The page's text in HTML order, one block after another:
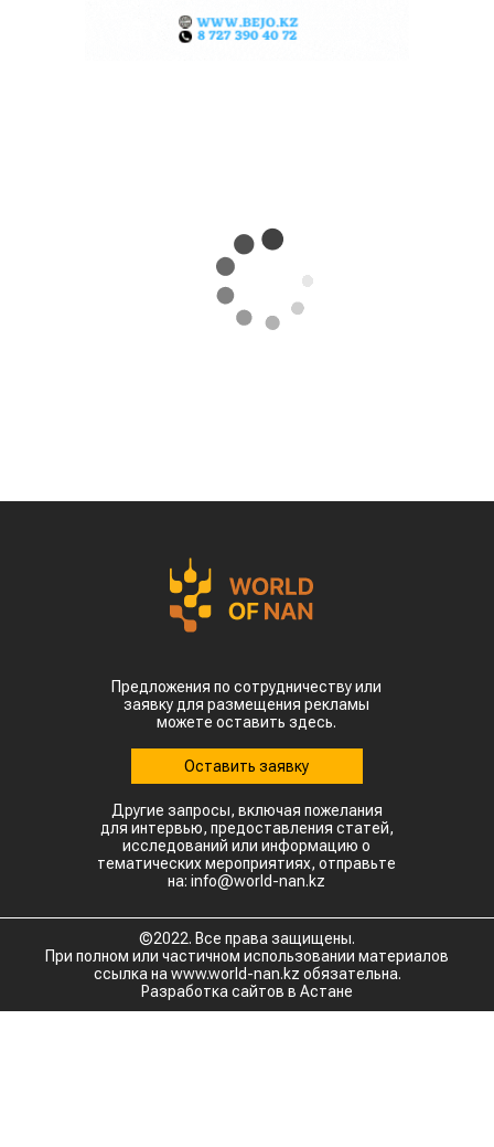
Предложения по сотрудничеству или
заявку для размещения рекламы
можете оставить здесь.
Оставить заявку
Другие запросы, включая пожелания
для интервью, предоставления статей,
исследований или информацию о
тематических мероприятиях, отправьте
на: info@world-nan.kz
©2022. Все права защищены.
При полном или частичном использовании материалов
ссылка на www.world-nan.kz обязательна.
Разработка сайтов в Астане